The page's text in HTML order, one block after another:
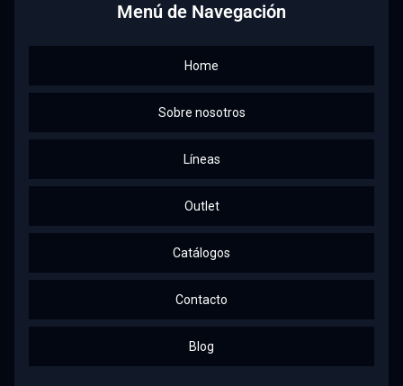
Menú de Navegación
Home
Sobre nosotros
Líneas
Outlet
Catálogos
Contacto
Blog